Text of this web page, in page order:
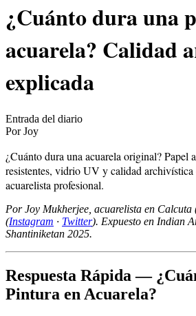
¿Cuánto dura una
acuarela? Calidad
explicada
Entrada del diario
Por Joy
¿Cuánto dura una acuarela original? Papel
resistentes, vidrio UV y calidad archivística
acuarelista profesional.
Por Joy Mukherjee, acuarelista en
(Instagram · Twitter). Expuesto en Indian
Shantiniketan 2025.
Respuesta Rápida —
Pintura en Acuarela?